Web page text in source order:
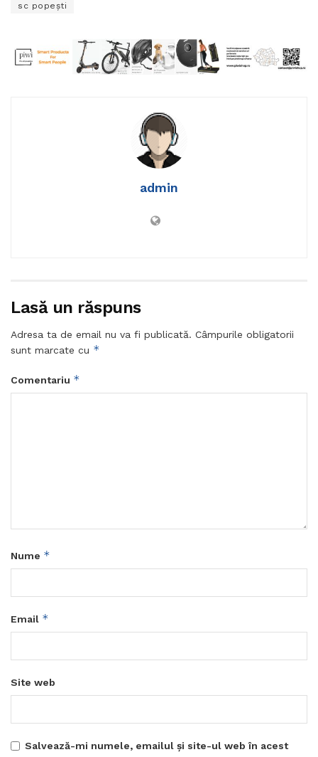
sc popeşti
admin
Lasă un răspuns
Adresa ta de email nu va fi publicată. Câmpurile obligatorii
sunt marcate cu *
Comentariu *
Nume *
Email *
Site web
Salvează-mi numele, emailul și site-ul web în acest